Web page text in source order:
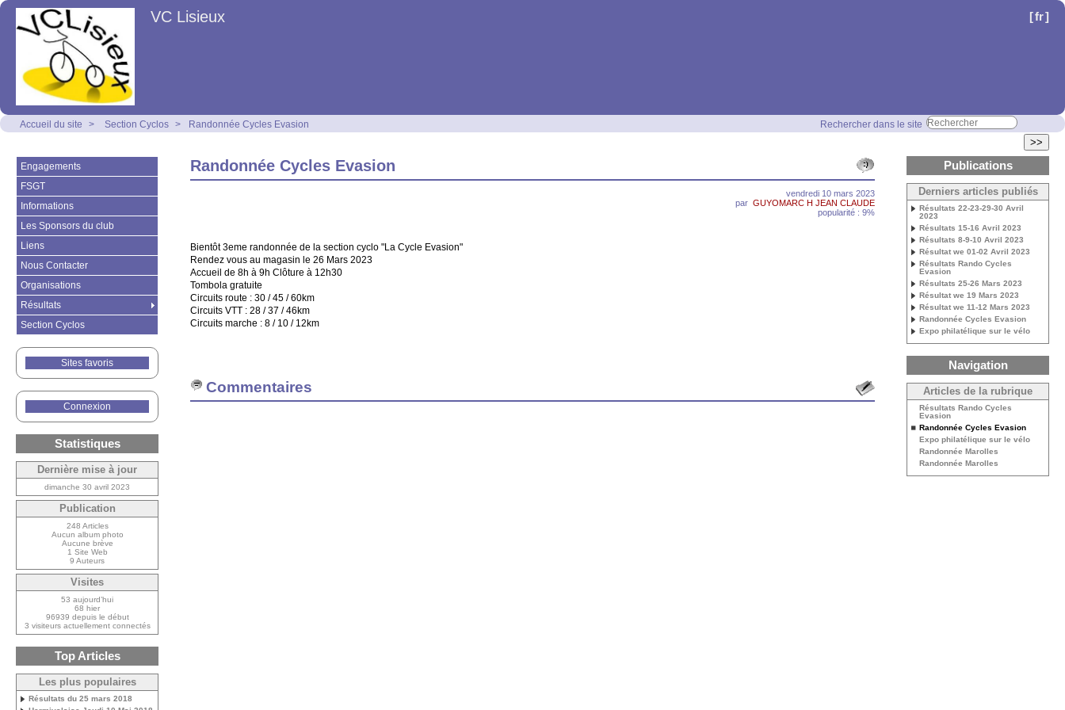
[fr]
VC Lisieux
>>
Rechercher dans le site
Accueil du site > Section Cyclos > Randonnée Cycles Evasion
Randonnée Cycles Evasion
vendredi 10 mars 2023
par GUYOMARC H JEAN CLAUDE
popularité : 9%
Bientôt 3eme randonnée de la section cyclo "La Cycle Evasion"
Rendez vous au magasin le 26 Mars 2023
Accueil de 8h à 9h Clôture à 12h30
Tombola gratuite
Circuits route : 30 / 45 / 60km
Circuits VTT : 28 / 37 / 46km
Circuits marche : 8 / 10 / 12km
Commentaires
Engagements
FSGT
Informations
Les Sponsors du club
Liens
Nous Contacter
Organisations
Résultats
Section Cyclos
Sites favoris
Connexion
Statistiques
Dernière mise à jour
dimanche 30 avril 2023
Publication
248 Articles
Aucun album photo
Aucune brève
1 Site Web
9 Auteurs
Visites
53 aujourd’hui
68 hier
96939 depuis le début
3 visiteurs actuellement connectés
Top Articles
Les plus populaires
Résultats du 25 mars 2018
Publications
Derniers articles publiés
Résultats 22-23-29-30 Avril
2023
Résultats 15-16 Avril 2023
Résultats 8-9-10 Avril 2023
Résultat we 01-02 Avril 2023
Résultats Rando Cycles
Evasion
Résultats 25-26 Mars 2023
Résultat we 19 Mars 2023
Résultat we 11-12 Mars 2023
Randonnée Cycles Evasion
Expo philatélique sur le vélo
Navigation
Articles de la rubrique
Résultats Rando Cycles
Evasion
Randonnée Cycles Evasion
Expo philatélique sur le vélo
Randonnée Marolles
Randonnée Marolles